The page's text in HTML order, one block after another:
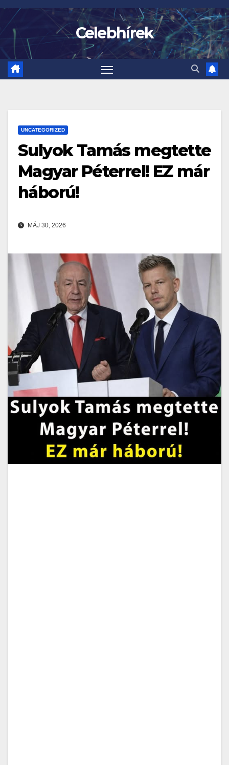
Skip
content
Celebhírek
UNCATEGORIZED
Sulyok Tamás megtette
Magyar Péterrel! EZ már
háború!
MÁJ 30, 2026